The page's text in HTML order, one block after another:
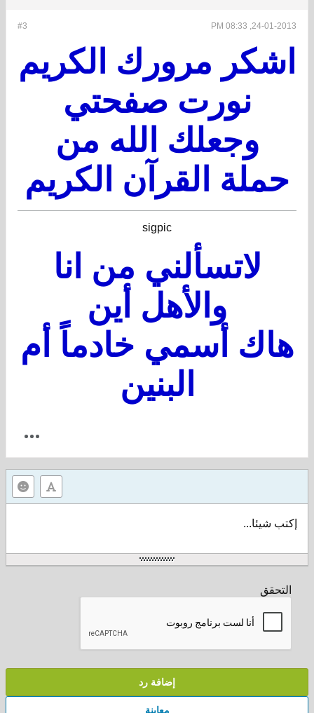
#3 24-01-2013, 08:33 PM
اشكر مرورك الكريم
نورت صفحتي
وجعلك الله من
حملة القرآن الكريم
sigpic
لاتسألني من انا
والأهل أين
هاك أسمي خادماً أم
البنين
إكتب شيئا...
التحقق
إضافة رد
معاينة